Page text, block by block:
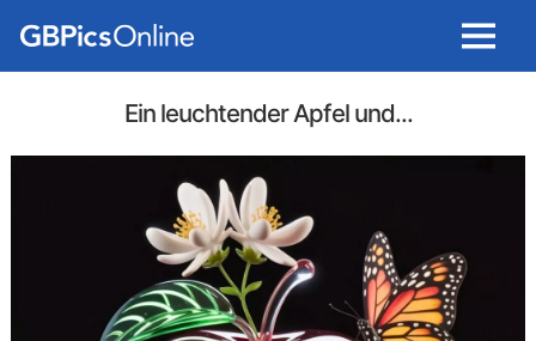
Menu
Ein leuchtender Apfel und...